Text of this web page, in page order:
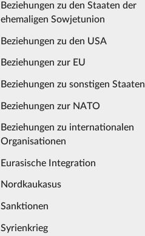
Beziehungen zu den Staaten der
ehemaligen Sowjetunion
Beziehungen zu den USA
Beziehungen zur EU
Beziehungen zu sonstigen Staaten
Beziehungen zur NATO
Beziehungen zu internationalen
Organisationen
Eurasische Integration
Nordkaukasus
Sanktionen
Syrienkrieg